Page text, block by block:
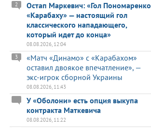
Остап Маркевич: «Гол Пономаренко
«Карабаху» — настоящий гол
классического нападающего,
который идет до конца»
2
08.08.2026, 12:04
«Матч «Динамо» с «Карабахом»
оставил двоякое впечатление», —
экс-игрок сборной Украины
3
08.08.2026, 11:43
У «Оболони» есть опция выкупа
контракта Маткевича
08.08.2026, 11:22